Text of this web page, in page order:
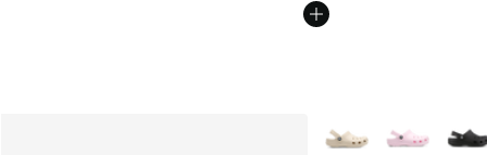
Plus de couleurs